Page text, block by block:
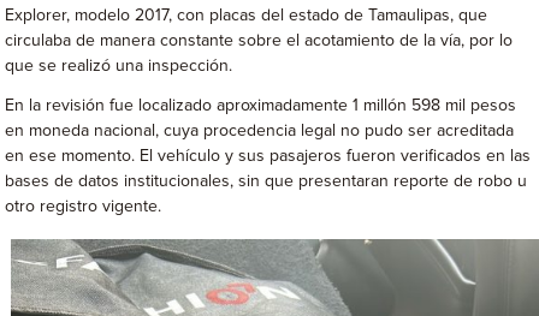
Explorer, modelo 2017, con placas del estado de Tamaulipas, que
circulaba de manera constante sobre el acotamiento de la vía, por lo
que se realizó una inspección.
En la revisión fue localizado aproximadamente 1 millón 598 mil pesos
en moneda nacional, cuya procedencia legal no pudo ser acreditada
en ese momento. El vehículo y sus pasajeros fueron verificados en las
bases de datos institucionales, sin que presentaran reporte de robo u
otro registro vigente.